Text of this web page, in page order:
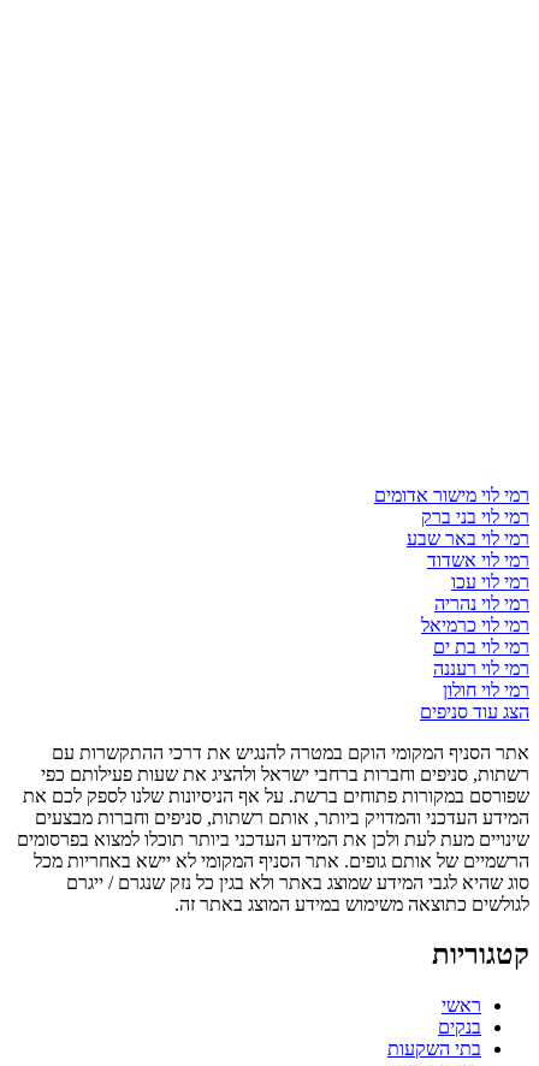
רמי לוי מישור אדומים
רמי לוי בני ברק
רמי לוי באר שבע
רמי לוי אשדוד
רמי לוי עכו
רמי לוי נהריה
רמי לוי כרמיאל
רמי לוי בת ים
רמי לוי רעננה
רמי לוי חולון
הצג עוד סניפים
אתר הסניף המקומי הוקם במטרה להנגיש את דרכי ההתקשרות עם
רשתות, סניפים וחברות ברחבי ישראל ולהציג את שעות פעילותם כפי
שפורסם במקורות פתוחים ברשת. על אף הניסיונות שלנו לספק לכם את
המידע העדכני והמדויק ביותר, אותם רשתות, סניפים וחברות מבצעים
שינויים מעת לעת ולכן את המידע העדכני ביותר תוכלו למצוא בפרסומים
הרשמיים של אותם גופים. אתר הסניף המקומי לא יישא באחריות מכל
סוג שהיא לגבי המידע שמוצג באתר ולא בגין כל נזק שנגרם / ייגרם
לגולשים כתוצאה משימוש במידע המוצג באתר זה.
קטגוריות
ראשי
בנקים
בתי השקעות